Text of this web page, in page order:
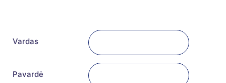
Vardas
Pavardė